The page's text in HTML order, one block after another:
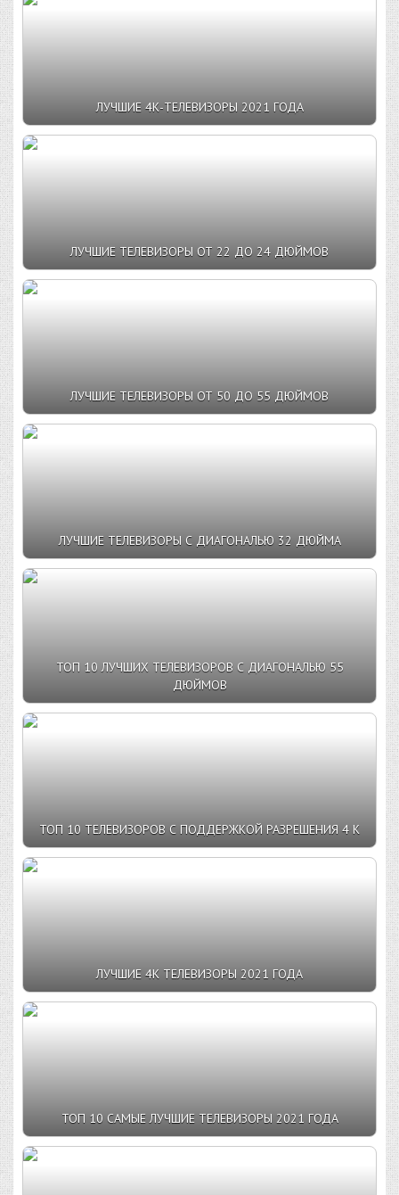
ЛУЧШИЕ 4К-ТЕЛЕВИЗОРЫ 2021 ГОДА
ЛУЧШИЕ ТЕЛЕВИЗОРЫ ОТ 22 ДО 24 ДЮЙМОВ
ЛУЧШИЕ ТЕЛЕВИЗОРЫ ОТ 50 ДО 55 ДЮЙМОВ
ЛУЧШИЕ ТЕЛЕВИЗОРЫ С ДИАГОНАЛЬЮ 32 ДЮЙМА
ТОП 10 ЛУЧШИХ ТЕЛЕВИЗОРОВ С ДИАГОНАЛЬЮ 55
ДЮЙМОВ
ТОП 10 ТЕЛЕВИЗОРОВ С ПОДДЕРЖКОЙ РАЗРЕШЕНИЯ 4 К
ЛУЧШИЕ 4К ТЕЛЕВИЗОРЫ 2021 ГОДА
ТОП 10 САМЫЕ ЛУЧШИЕ ТЕЛЕВИЗОРЫ 2021 ГОДА